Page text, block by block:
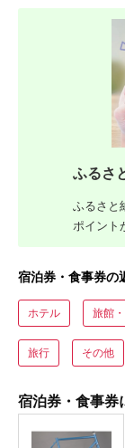
ふるさ
ふるさと
ポイント
宿泊券・食事券の
ホテル 旅館
旅行 その他
宿泊券・食事券